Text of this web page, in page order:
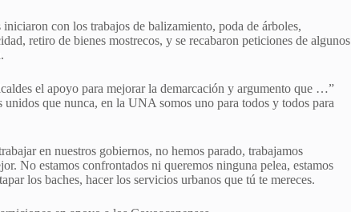
con los trabajos de balizamiento, poda de árboles,
retiro de bienes mostrecos, y se recabaron peticiones de algunos
el apoyo para mejorar la demarcación y argumento que …”
unidos que nunca, en la UNA somos uno para todos y todos para
en nuestros gobiernos, no hemos parado, trabajamos
No estamos confrontados ni queremos ninguna pelea, estamos
los baches, hacer los servicios urbanos que tú te mereces.